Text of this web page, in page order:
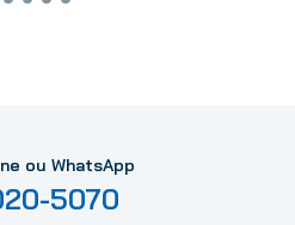
ou WhatsApp
5070